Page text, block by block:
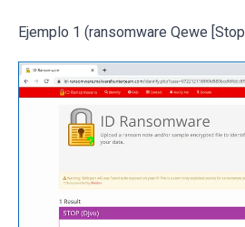
Ejemplo 1 (ransomware Qewe